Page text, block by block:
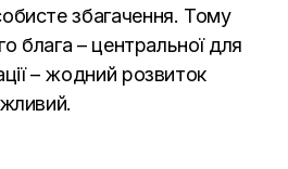
збагачення. Тому
блага – центральної для
– жодний розвиток